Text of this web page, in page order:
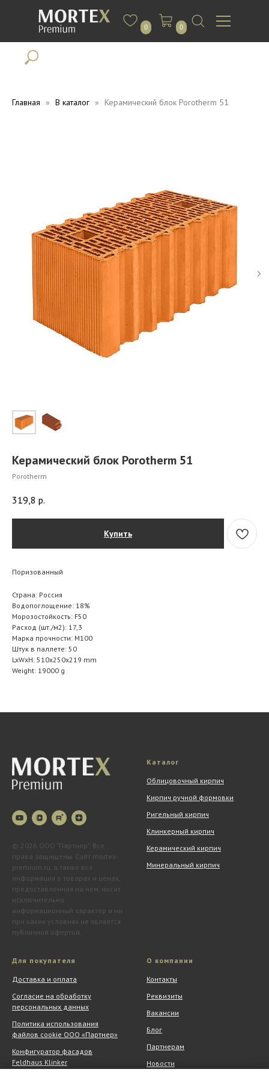
0 0
Главная В каталог Керамический блок Porotherm 51
Керамический блок Porotherm 51
Porotherm
319,8 р.
Купить
Поризованный
Страна: Россия
Водопоглощение: 18%
Морозостойкость: F50
Расход (шт./м2): 17,3
Марка прочности: M100
Штук в паллете: 50
LxWxH: 510x250x219 mm
Weight: 19000 g
© 2026 ООО "Партнер". Все
права защищены. Сайт mortex-
premium.ru, а также вся
информация о товарах и ценах,
предоставленная на нём, носит
исключительно
информационный характер и ни
при каких условиях не является
публичной офертой.
Каталог
Облицовочный кирпич
Кирпич ручной формовки
Ригельный кирпич
Клинкерный кирпич
Керамический кирпич
Минеральный кирпич
Для покупателя
Доставка и оплата
Согласие на обработку
персональных данных
Политика использования
файлов cookie ООО «Партнер»
Конфигуратор фасадов
Feldhaus Klinker
О компании
Контакты
Реквизиты
Вакансии
Блог
Партнерам
Новости